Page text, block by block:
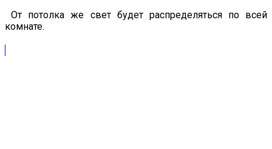
От потолка же свет будет распределяться по всей
комнате.